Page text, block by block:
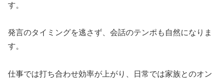
す。
発言のタイミングを逃さず、会話のテンポも自然になりま
す。
仕事では打ち合わせ効率が上がり、日常では家族とのオン